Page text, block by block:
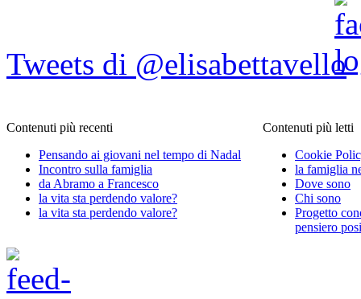
Tweets di @elisabettavello
Contenuti più recenti
Pensando ai giovani nel tempo di Nadal
Incontro sulla famiglia
da Abramo a Francesco
la vita sta perdendo valore?
la vita sta perdendo valore?
Contenuti più letti
Cookie
la famiglia
Dove sono
Chi sono
Progetto
pensiero